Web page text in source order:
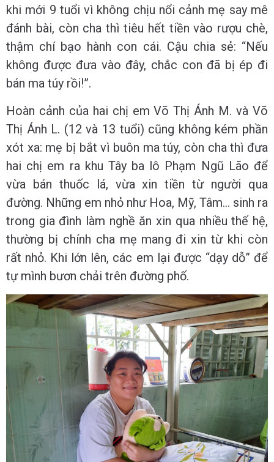
khi mới 9 tuổi vì không chịu nổi cảnh mẹ say mê
đánh bài, còn cha thì tiêu hết tiền vào rượu chè,
thậm chí bạo hành con cái. Cậu chia sẻ: “Nếu
không được đưa vào đây, chắc con đã bị ép đi
bán ma túy rồi!”.
Hoàn cảnh của hai chị em Võ Thị Ánh M. và Võ
Thị Ánh L. (12 và 13 tuổi) cũng không kém phần
xót xa: mẹ bị bắt vì buôn ma túy, còn cha thì đưa
hai chị em ra khu Tây ba lô Phạm Ngũ Lão để
vừa bán thuốc lá, vừa xin tiền từ người qua
đường. Những em nhỏ như Hoa, Mỹ, Tâm… sinh ra
trong gia đình làm nghề ăn xin qua nhiều thế hệ,
thường bị chính cha mẹ mang đi xin từ khi còn
rất nhỏ. Khi lớn lên, các em lại được “dạy dỗ” để
tự mình bươn chải trên đường phố.